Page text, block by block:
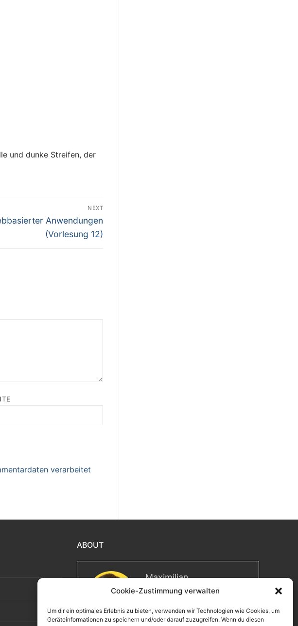
Cookie-Zustimmung verwalten
Um dir ein optimales Erlebnis zu bieten, verwenden wir Technologien wie Cookies, um
Geräteinformationen zu speichern und/oder darauf zuzugreifen. Wenn du diesen
und dunke Streifen, der
NEXT
Anwendungen
(Vorlesung 12)
verarbeitet
ABOUT
Maximilian
Herzlich willkommen! Ich bin
15 Jahren Berufserfahrung. Hier
teile ich meine Leidenschaften,